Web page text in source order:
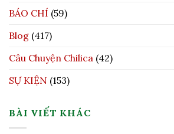
BÁO CHÍ (59)
Blog (417)
Câu Chuyện Chilica (42)
SỰ KIỆN (153)
BÀI VIẾT KHÁC